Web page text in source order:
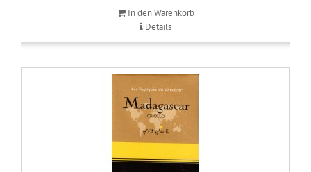
In den Warenkorb
Details